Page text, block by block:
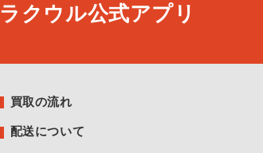
ラクウル公式アプリ
買取の流れ
配送について